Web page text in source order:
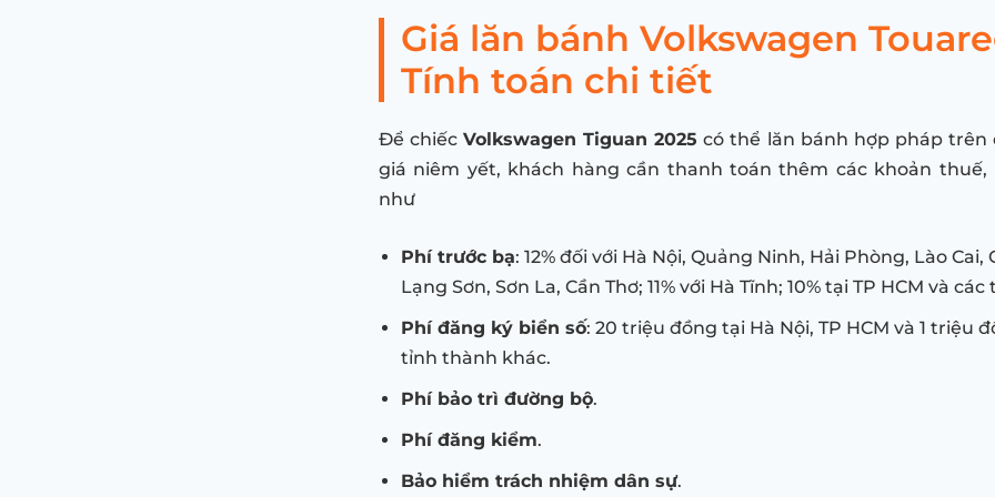
Giá lăn bánh Volkswagen
Tính toán chi tiết
Để chiếcVolkswagen Tiguan 2025 có thể lăn bánh hợp pháp trên
giá niêm yết, khách hàng cần thanh toán thêm các khoản thuế,
như
Phí trước bạ: 12% đối với Hà Nội, Quảng Ninh, Hải Phòng, Lào Cai,
Lạng Sơn, Sơn La, Cần Thơ; 11% với Hà Tĩnh; 10% tại TP HCM và
Phí đăng ký biển số: 20 triệu đồng tại Hà Nội, TP HCM và 1 triệu
tỉnh thành khác.
Phí bảo trì đường bộ.
Phí đăng kiểm.
Bảo hiểm trách nhiệm dân sự.